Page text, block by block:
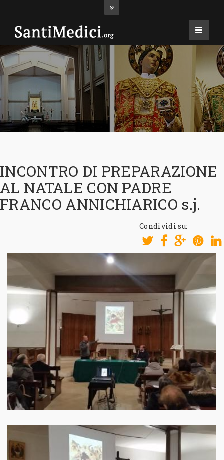
INCONTRO DI PREPARAZIONE
AL NATALE CON PADRE
FRANCO ANNICHIARICO s.j.
Condividi su: